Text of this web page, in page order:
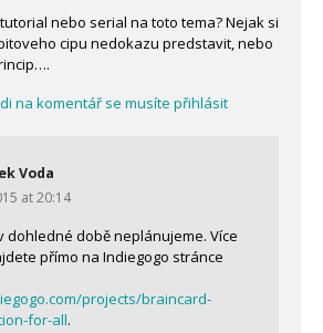
nebo serial na toto tema? Nejak si
cipu nedokazu predstavit, nebo
na komentář se musíte přihlásit
Voda
at 20:14
dohledné době neplánujeme. Více
přímo na Indiegogo stránce
projects/braincard-
for-all.